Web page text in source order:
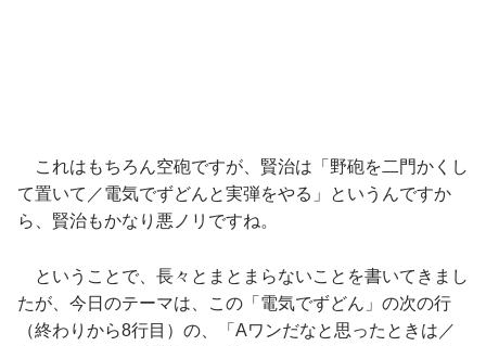
これはもちろん空砲ですが、賢治は「野砲を二門かくし
て置いて／電気でずどんと実弾をやる」というんですか
ら、賢治もかなり悪ノリですね。
ということで、長々とまとまらないことを書いてきまし
たが、今日のテーマは、この「電気でずどん」の次の行
（終わりから8行目）の、「Aワンだなと思ったときは／